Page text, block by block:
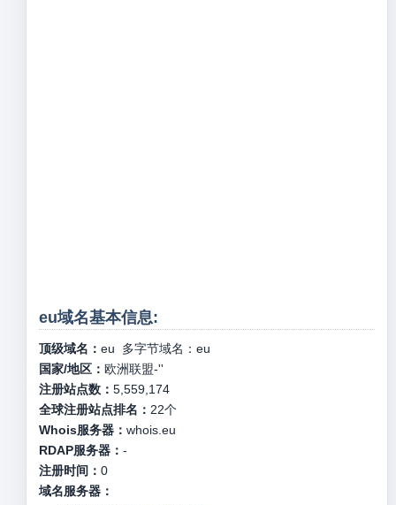
eu域名基本信息:
顶级域名： eu 多字节域名： eu
国家/地区： 欧洲联盟-''
注册站点数： 5,559,174
全球注册站点排名： 22个
Whois服务器： whois.eu
RDAP服务器： -
注册时间： 0
域名服务器：